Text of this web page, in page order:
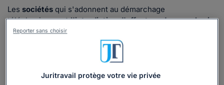
Les sociétés qui s'adonnent au démarchage
téléphoniqueont l'interdiction d'effectuer des appels via
des numéros de téléphone qui commencent par 06 ou
La limitation des périodes d'appel
Juritravail protège votre vie privée
Reporter sans choisir